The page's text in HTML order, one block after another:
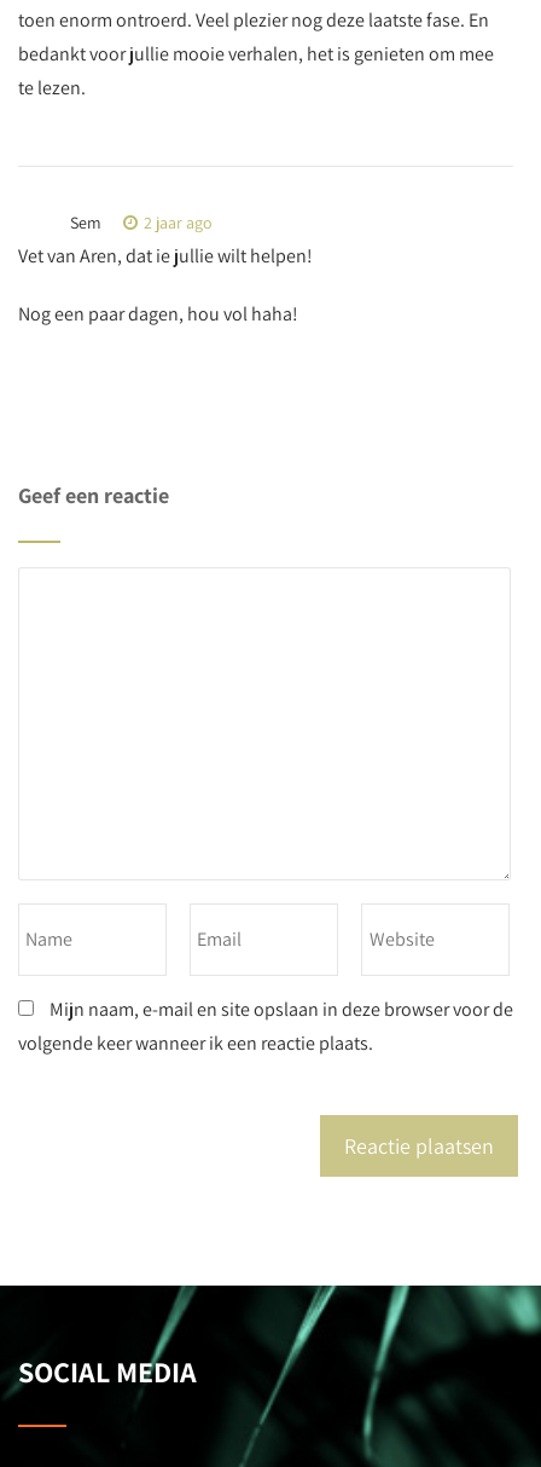
toen enorm ontroerd. Veel plezier nog deze laatste fase. En
bedankt voor jullie mooie verhalen, het is genieten om mee
te lezen.
Sem 2 jaar ago
Vet van Aren, dat ie jullie wilt helpen!
Nog een paar dagen, hou vol haha!
Geef een reactie
Mijn naam, e-mail en site opslaan in deze browser voor de
volgende keer wanneer ik een reactie plaats.
SOCIAL MEDIA